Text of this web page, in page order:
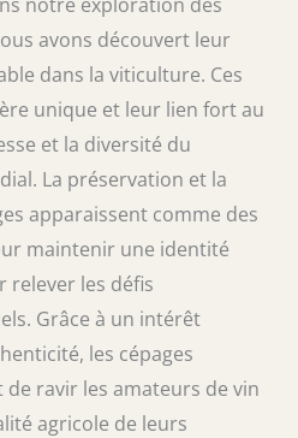
avons découvert leur
dans la viticulture. Ces
unique et leur lien fort au
et la diversité du
La préservation et la
apparaissent comme des
maintenir une identité
relever les défis
Grâce à un intérêt
les cépages
ravir les amateurs de vin
agricole de leurs